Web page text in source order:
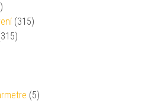
(315)
(5)